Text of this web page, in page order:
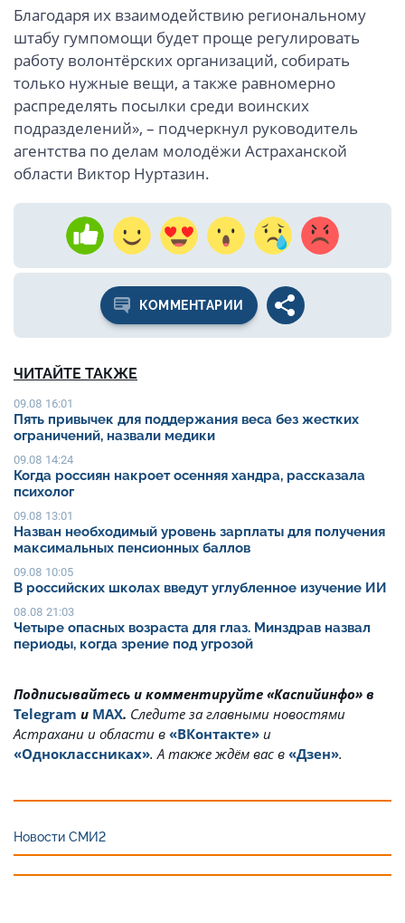
Благодаря их взаимодействию региональному
штабу гумпомощи будет проще регулировать
работу волонтёрских организаций, собирать
только нужные вещи, а также равномерно
распределять посылки среди воинских
подразделений», – подчеркнул руководитель
агентства по делам молодёжи Астраханской
области Виктор Нуртазин.
КОММЕНТАРИИ
ЧИТАЙТЕ ТАКЖЕ
09.08 16:01
Пять привычек для поддержания веса без жестких
ограничений, назвали медики
09.08 14:24
Когда россиян накроет осенняя хандра, рассказала
психолог
09.08 13:01
Назван необходимый уровень зарплаты для получения
максимальных пенсионных баллов
09.08 10:05
В российских школах введут углубленное изучение ИИ
08.08 21:03
Четыре опасных возраста для глаз. Минздрав назвал
периоды, когда зрение под угрозой
Подписывайтесь и комментируйте «Каспийинфо» в
Telegram и MAX. Cледите за главными новостями
Астрахани и области в «ВКонтакте» и
«Одноклассниках». А также ждём вас в «Дзен».
Новости СМИ2